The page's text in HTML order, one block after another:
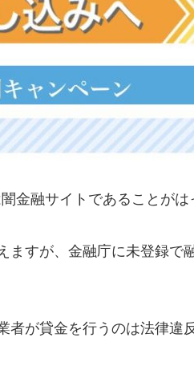
金融サイトであることがは
ますが、金融庁に未登録で
が貸金を行うのは法律違